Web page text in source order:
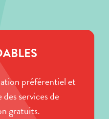
préférentiel et
services de
gratuits.